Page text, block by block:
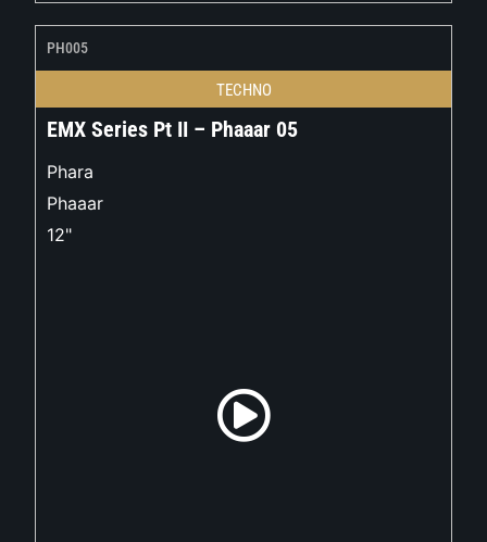
PH005
TECHNO
EMX Series Pt II – Phaaar 05
Phara
Phaaar
12"